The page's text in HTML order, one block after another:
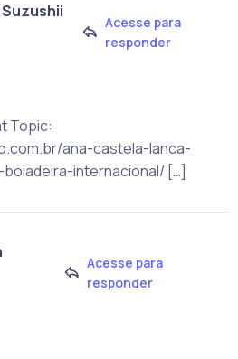
Acesse para
responder
Topic:
ana-castela-lanca-
internacional/ […]
Acesse para
responder